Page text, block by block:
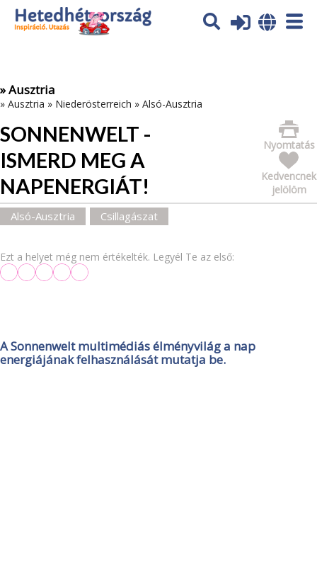
Az oldal sütiket (cookies) használ. További tájékoztatás itt:
Adatvédelmi tájékoztató
» Ausztria
» Ausztria » Niederösterreich » Alsó-Ausztria
SONNENWELT -
ISMERD MEG A
NAPENERGIÁT!
Nyomtatás
Kedvencnek
jelölöm
Alsó-Ausztria Csillagászat
Ezt a helyet még nem értékelték. Legyél Te az első:
A Sonnenwelt multimédiás élményvilág a nap
energiájának felhasználását mutatja be.